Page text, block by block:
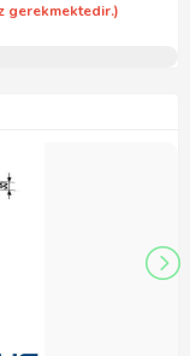
gerekmektedir.)